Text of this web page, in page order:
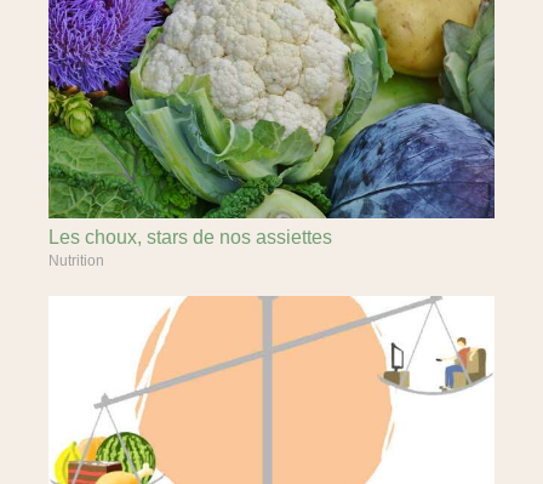
Les choux, stars de nos assiettes
Nutrition